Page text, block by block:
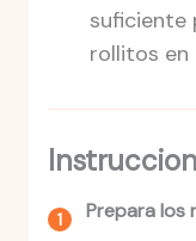
suficiente
rollitos en
Prepara los